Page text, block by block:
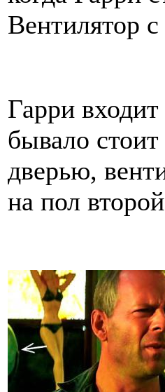
Вентилятор
Гарри
бывало
дверью,
на пол